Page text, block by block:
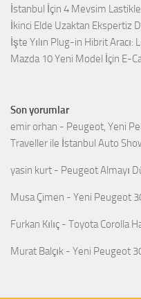
İstanbul İçin 4 Mevsim
İkinci Elde Uzaktan Ekspertiz
İşte Yılın Plug-in Hibrit Aracı:
Mazda 10 Yeni Model İçin E-
Son yorumlar
emir orhan - Peugeot, Yeni
Traveller ile İstanbul Auto
yasin kurt - Peugeot Almayı
Musa Çimen - Yeni Peugeot
Furkan Kılıç - Toyota Corolla
Murat Balçık - Yeni Peugeot